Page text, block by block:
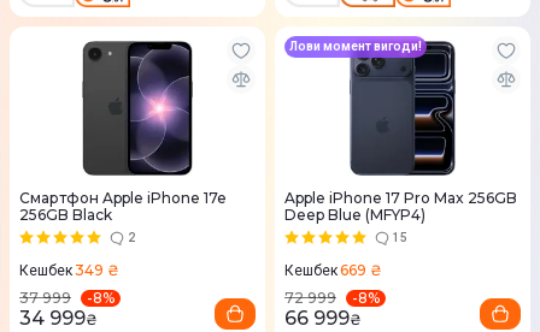
Смартфон Apple iPhone 17e
256GB Black
2
Кешбек349 ₴
37 999
-8%
34 999₴
Apple iPhone 17 Pro Max 256GB
Deep Blue (MFYP4)
15
Лови момент вигоди!
Кешбек669 ₴
72 999
-8%
66 999₴